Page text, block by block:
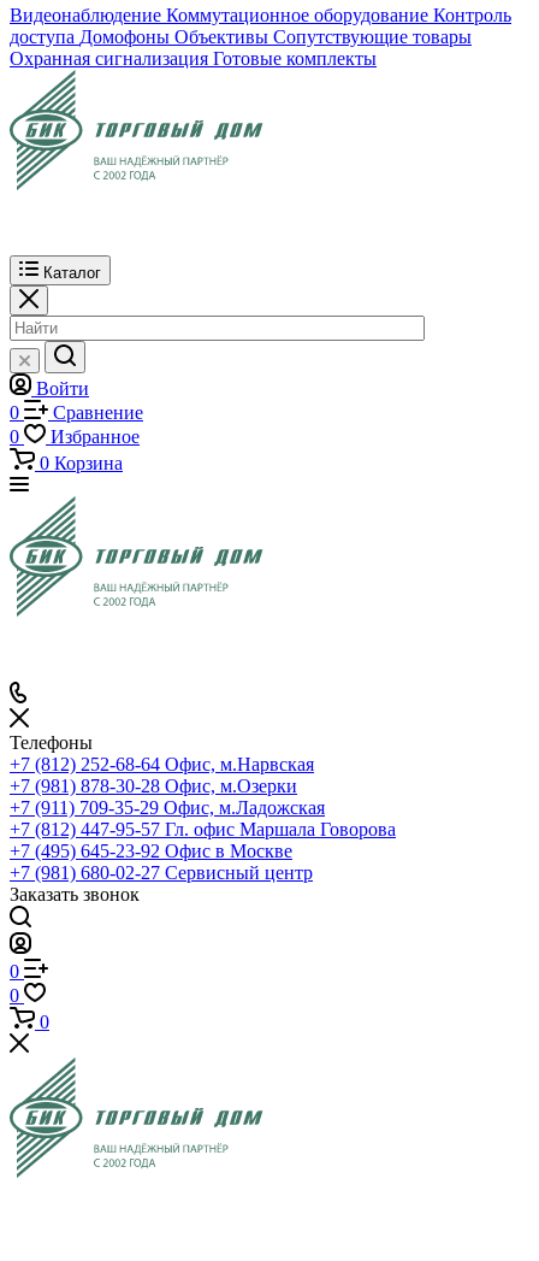
Видеонаблюдение Коммутационное оборудование Контроль
доступа Домофоны Объективы Сопутствующие товары
Охранная сигнализация Готовые комплекты
Каталог
Войти
0
Сравнение
0
Избранное
0 Корзина
Телефоны
+7 (812) 252-68-64 Офис, м.Нарвская
+7 (981) 878-30-28 Офис, м.Озерки
+7 (911) 709-35-29 Офис, м.Ладожская
+7 (812) 447-95-57 Гл. офис Маршала Говорова
+7 (495) 645-23-92 Офис в Москве
+7 (981) 680-02-27 Сервисный центр
Заказать звонок
0
0
0